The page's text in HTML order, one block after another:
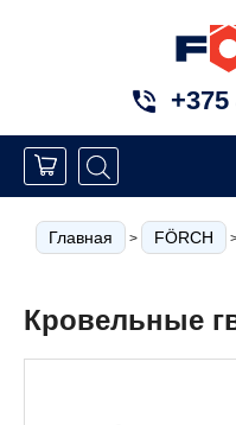
+375
Главная > FÖRCH
Кровельные